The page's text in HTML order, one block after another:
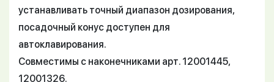
устанавливать точный диапазон дозирования,
посадочный конус доступен для
автоклавирования.
Совместимы с наконечниками арт. 12001445,
12001326.